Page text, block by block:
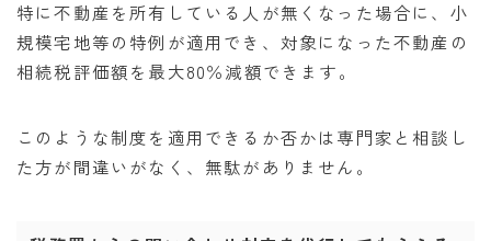
特に不動産を所有している人が無くなった場合に、小
規模宅地等の特例が適用でき、対象になった不動産の
相続税評価額を最大80％減額できます。
このような制度を適用できるか否かは専門家と相談し
た方が間違いがなく、無駄がありません。